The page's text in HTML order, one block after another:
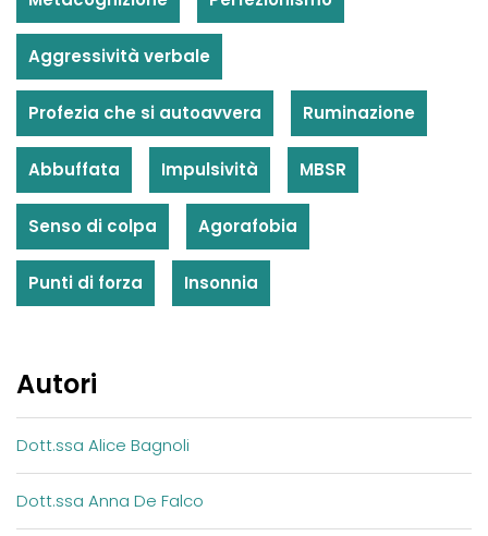
Aggressività verbale
Profezia che si autoavvera Ruminazione
Abbuffata Impulsività MBSR
Senso di colpa Agorafobia
Punti di forza Insonnia
Autori
Dott.ssa Alice Bagnoli
Dott.ssa Anna De Falco